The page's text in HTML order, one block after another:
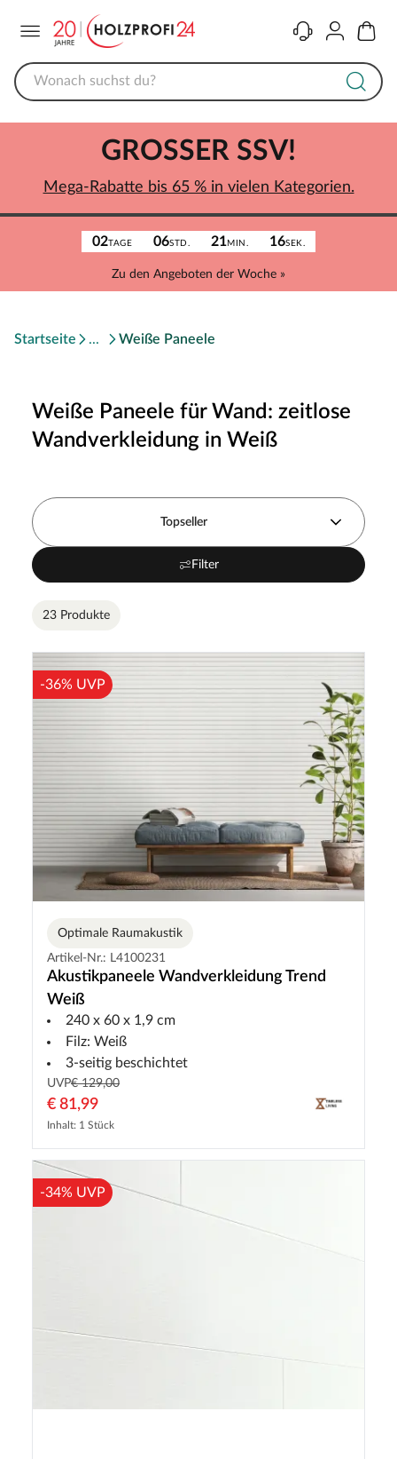
KontaktKonto
02TAGE 06STD. 21MIN. 16SEK.
Zu den Angeboten der Woche »
GROSSER SSV!
Mega-Rabatte bis 65 % in vielen Kategorien.
Startseite Weiße Paneele
Weiße Paneele für Wand: zeitlose
Wandverkleidung in Weiß
Topseller
Filter
23 Produkte
-36% UVP
Optimale Raumakustik
Artikel-Nr.: L4100231
Akustikpaneele Wandverkleidung Trend
Weiß
240 x 60 x 1,9 cm
Filz: Weiß
3-seitig beschichtet
UVP€ 129,00
€ 81,99
Inhalt: 1 Stück
-34% UVP